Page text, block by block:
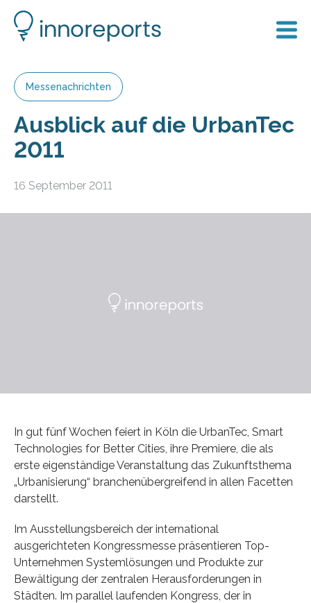
Messenachrichten
Ausblick auf die UrbanTec
2011
16 September 2011
In gut fünf Wochen feiert in Köln die UrbanTec, Smart
Technologies for Better Cities, ihre Premiere, die als
erste eigenständige Veranstaltung das Zukunftsthema
„Urbanisierung“ branchenübergreifend in allen Facetten
darstellt.
Im Ausstellungsbereich der international
ausgerichteten Kongressmesse präsentieren Top-
Unternehmen Systemlösungen und Produkte zur
Bewältigung der zentralen Herausforderungen in
Städten. Im parallel laufenden Kongress, der in